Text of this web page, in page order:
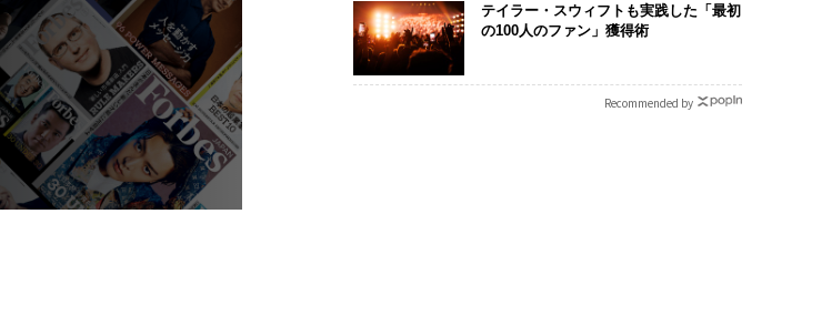
テイラー・スウィフトも実践した「最初
の100人のファン」獲得術
Recommended by